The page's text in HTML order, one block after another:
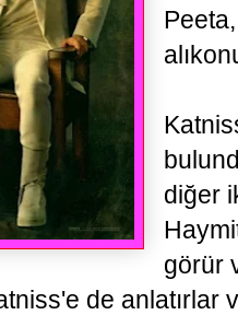
diğer
görür
de anlatırlar